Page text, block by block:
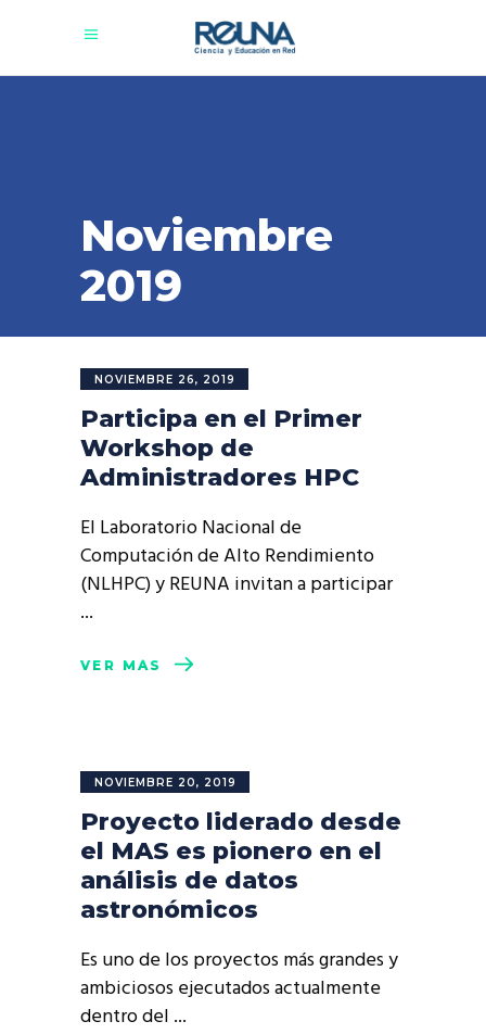
Noviembre
2019
NOVIEMBRE 26, 2019
Participa en el Primer
Workshop de
Administradores HPC
El Laboratorio Nacional de
Computación de Alto Rendimiento
(NLHPC) y REUNA invitan a participar
VER MÁS
NOVIEMBRE 20, 2019
Proyecto liderado desde
el MAS es pionero en el
análisis de datos
astronómicos
Es uno de los proyectos más grandes y
ambiciosos ejecutados actualmente
dentro del